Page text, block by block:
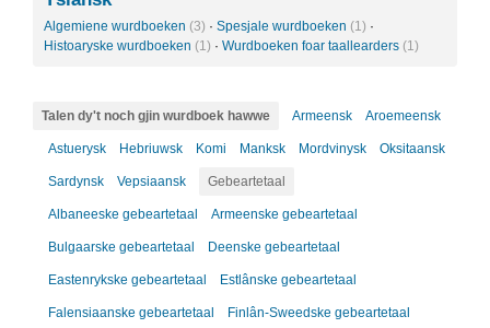
Algemiene wurdboeken (3) · Spesjale wurdboeken (1) ·
Histoaryske wurdboeken (1) · Wurdboeken foar taallearders (1)
Talen dy't noch gjin wurdboek hawwe Armeensk Aroemeensk
Astuerysk Hebriuwsk Komi Manksk Mordvinysk Oksitaansk
Sardynsk Vepsiaansk Gebeartetaal
Albaneeske gebeartetaal Armeenske gebeartetaal
Bulgaarske gebeartetaal Deenske gebeartetaal
Eastenrykske gebeartetaal Estlânske gebeartetaal
Falensiaanske gebeartetaal Finlân-Sweedske gebeartetaal